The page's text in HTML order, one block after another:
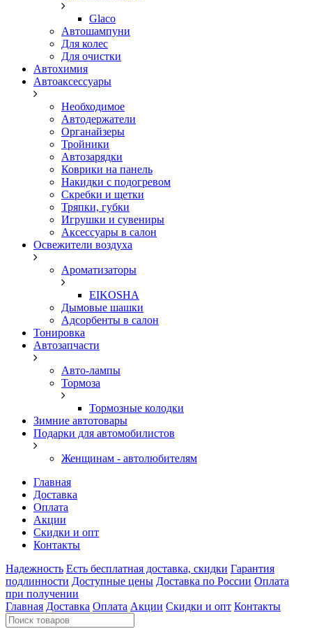
Glaco
Автошампуни
Для колес
Для очистки
Автохимия
Автоаксессуары
Необходимое
Автодержатели
Органайзеры
Тройники
Автозарядки
Коврики на панель
Накидки с подогревом
Скребки и щетки
Тряпки, губки
Игрушки и сувениры
Аксессуары в салон
Освежители воздуха
Ароматизаторы
EIKOSHA
Дымовые шашки
Адсорбенты в салон
Тонировка
Автозапчасти
Авто-лампы
Тормоза
Тормозные колодки
Зимние автотовары
Подарки для автомобилистов
Женщинам - автолюбителям
Главная
Доставка
Оплата
Акции
Скидки и опт
Контакты
Надежность Есть бесплатная доставка, скидки Гарантия
подлинности Доступные цены Доставка по России Оплата
при получении
Главная Доставка Оплата Акции Скидки и опт Контакты